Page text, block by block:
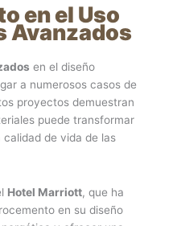
en el Uso
Avanzados
en el diseño
a numerosos casos de
proyectos demuestran
puede transformar
de vida de las
Hotel Marriott, que ha
en su diseño